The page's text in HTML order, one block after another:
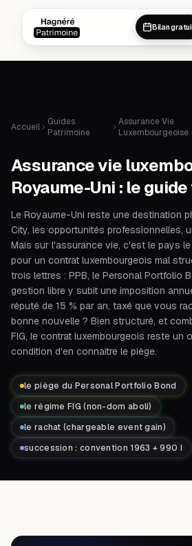
Bilan
Accueil
Guides
Patrimoine
Assurance Vie
Luxembourgeoise
Assurance vie
Royaume-Uni : le
Le Royaume-Uni reste une destination
City, les opportunités professionnelles,
Mais sur l'assurance vie, c'est le pays
pour un contrat luxembourgeois mal
trois lettres : PPB, le Personal Portfolio
gestion libre y subit une imposition
réputé de 15 % par an, taxé que vous
bonne nouvelle ? Bien structuré, et
FIG, le contrat luxembourgeois reste un
condition d'en connaître le piège.
le piège du Personal Portfolio Bond
le régime FIG (non-dom aboli)
le rachat (chargeable event gain)
succession : convention 1963 + 990 I